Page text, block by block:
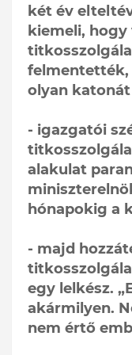
két év
kiemeli, hogy
olyan katonát
- igazgatói
alakulat
hónapokig a
- majd
egy lelkész.
akármilyen.
nem értő